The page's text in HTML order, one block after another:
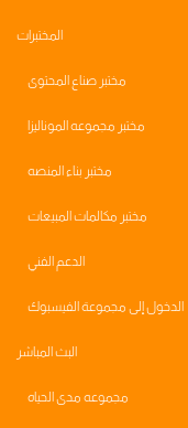
المختبرات
مختبر صناع المحتوى
مختبر مجموعه الموناليزا
مختبر بناء المنصه
مختبر مكالمات المبيعات
الدعم الفني
الدخول إلى مجموعة الفيسبوك
البث المباشر
مجموعه مدى الحياه